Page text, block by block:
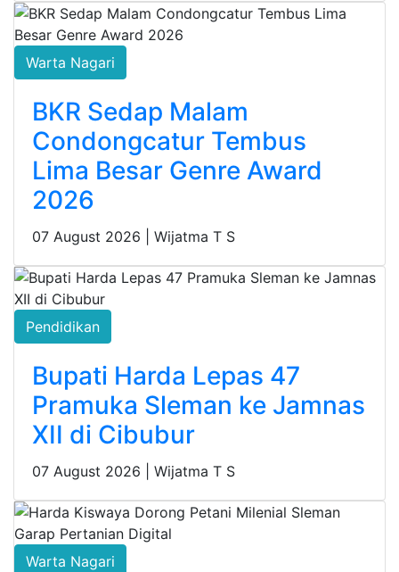
Warta Nagari
BKR Sedap Malam
Condongcatur Tembus
Lima Besar Genre Award
2026
07 August 2026 | Wijatma T S
Pendidikan
Bupati Harda Lepas 47
Pramuka Sleman ke Jamnas
XII di Cibubur
07 August 2026 | Wijatma T S
Warta Nagari